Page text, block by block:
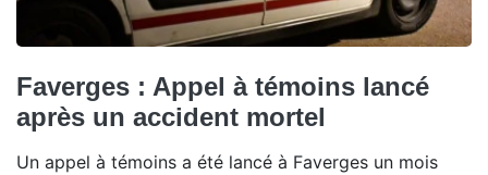
Faverges : Appel à témoins lancé
après un accident mortel
Un appel à témoins a été lancé à Faverges un mois